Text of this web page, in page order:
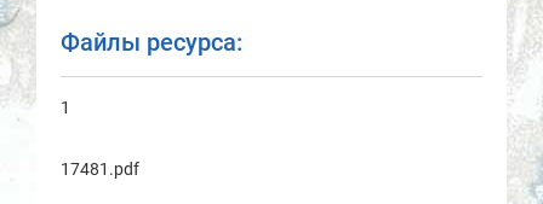
Файлы ресурса:
1
17481.pdf